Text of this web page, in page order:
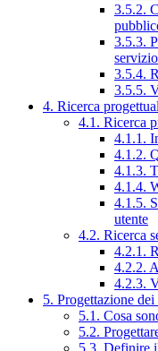
3.5.2.
3.5.3.
servizio
3.5.4.
3.5.5.
4. Ricerca
4.1. Ricerca
4.1.1.
4.1.2.
4.1.3.
4.1.4.
4.1.5.
utente
4.2. Ricerca
4.2.1.
4.2.2.
4.2.3.
5. Progettazione dei
5.1. Cosa
5.2.
5.3. Definire